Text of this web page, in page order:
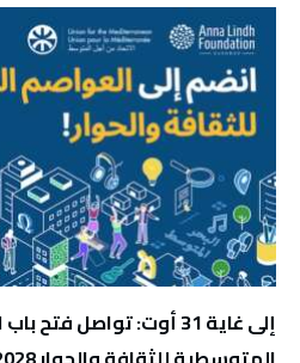
إلى غاية 31 أوت: تواصل